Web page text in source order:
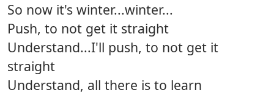
So now it's winter...winter...
Push, to not get it straight
Understand...I'll push, to not get it
straight
Understand, all there is to learn